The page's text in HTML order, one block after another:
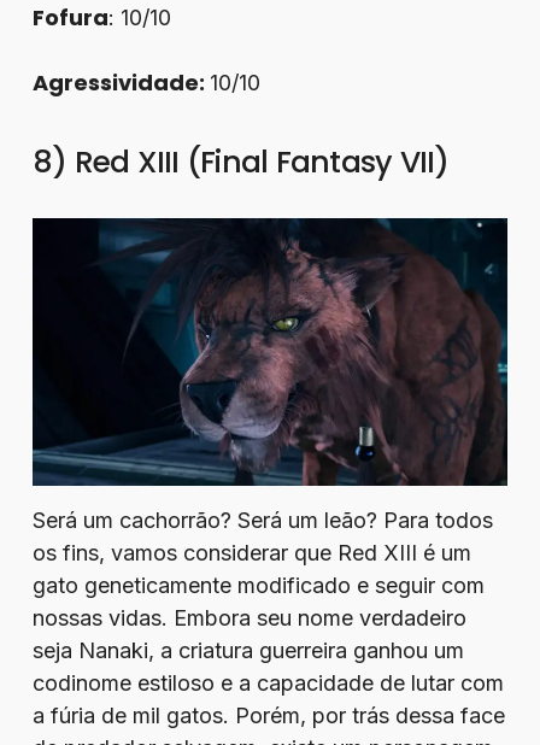
Fofura: 10/10
Agressividade: 10/10
8) Red XIII (Final Fantasy VII)
Será um cachorrão? Será um leão? Para todos
os fins, vamos considerar que Red XIII é um
gato geneticamente modificado e seguir com
nossas vidas. Embora seu nome verdadeiro
seja Nanaki, a criatura guerreira ganhou um
codinome estiloso e a capacidade de lutar com
a fúria de mil gatos. Porém, por trás dessa face